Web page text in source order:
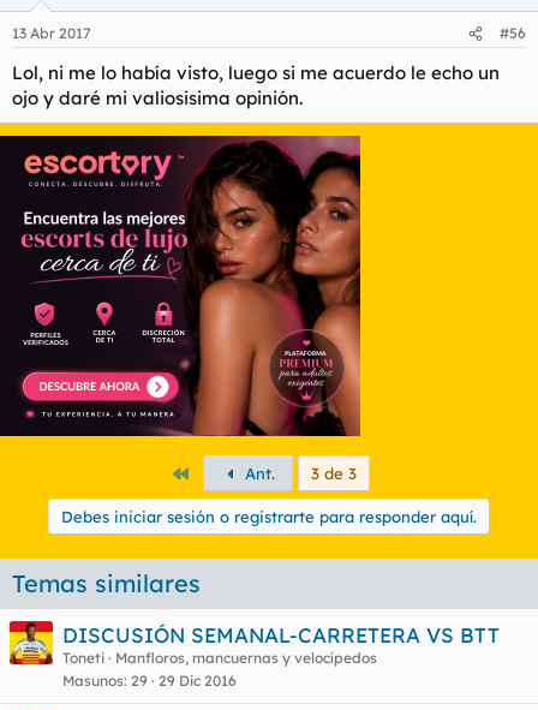
13 Abr 2017 #56
Lol, ni me lo había visto, luego si me acuerdo le echo un
ojo y daré mi valiosisima opinión.
PrimeroAnt. 3 de 3
Debes iniciar sesión o registrarte para responder aquí.
Temas similares
DISCUSIÓN SEMANAL-CARRETERA VS BTT
Toneti
Manfloros, mancuernas y velocípedos
Masunos 29 29 Dic 2016